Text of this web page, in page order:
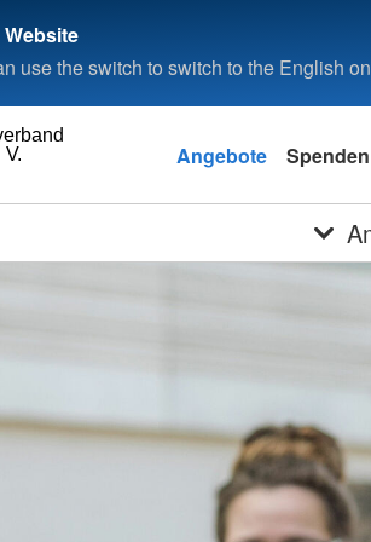
use the switch to switch to the English
Angebote